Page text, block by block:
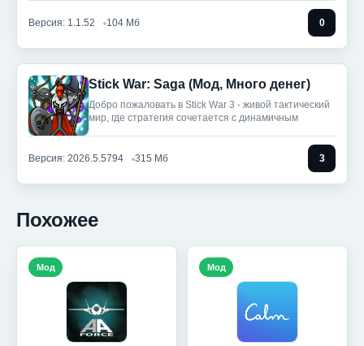
Версия: 1.1.52 104 Мб 0
Stick War: Saga (Мод, Много денег)
Добро пожаловать в Stick War 3 - живой тактический
мир, где стратегия сочетается с динамичным
Версия: 2026.5.5794 315 Мб 3
Похожее
Мод Мод